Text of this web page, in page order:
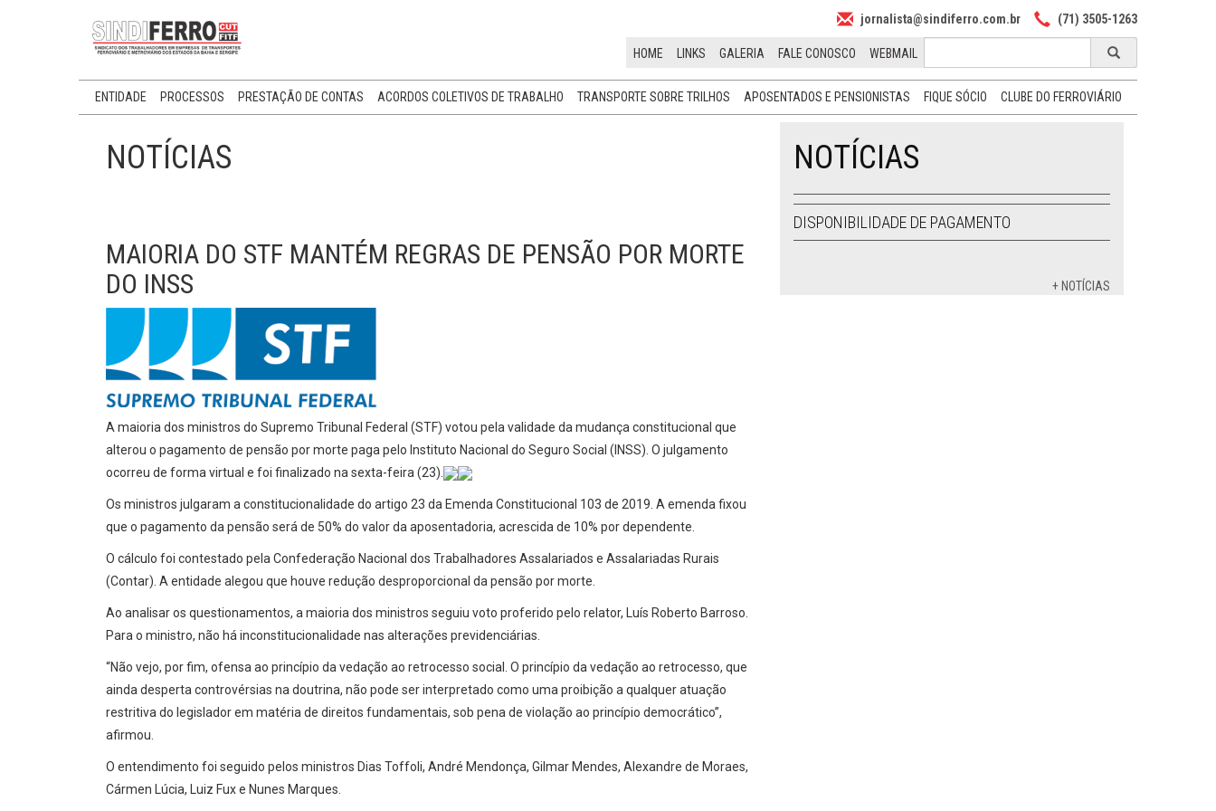
jornalista@sindiferro.com.br (71) 3505-1263
HOME LINKS GALERIA FALE CONOSCO WEBMAIL
ENTIDADE PROCESSOS PRESTAÇÃO DE CONTAS ACORDOS COLETIVOS DE TRABALHO TRANSPORTE SOBRE TRILHOS APOSENTADOS E PENSIONISTAS FIQUE SÓCIO CLUBE DO FERROVIÁRIO
NOTÍCIAS
MAIORIA DO STF MANTÉM REGRAS DE PENSÃO POR MORTE
DO INSS
A maioria dos ministros do Supremo Tribunal Federal (STF) votou pela validade da mudança constitucional que
alterou o pagamento de pensão por morte paga pelo Instituto Nacional do Seguro Social (INSS). O julgamento
ocorreu de forma virtual e foi finalizado na sexta-feira (23).
Os ministros julgaram a constitucionalidade do artigo 23 da Emenda Constitucional 103 de 2019. A emenda fixou
que o pagamento da pensão será de 50% do valor da aposentadoria, acrescida de 10% por dependente.
O cálculo foi contestado pela Confederação Nacional dos Trabalhadores Assalariados e Assalariadas Rurais
(Contar). A entidade alegou que houve redução desproporcional da pensão por morte.
Ao analisar os questionamentos, a maioria dos ministros seguiu voto proferido pelo relator, Luís Roberto Barroso.
Para o ministro, não há inconstitucionalidade nas alterações previdenciárias.
“Não vejo, por fim, ofensa ao princípio da vedação ao retrocesso social. O princípio da vedação ao retrocesso, que
ainda desperta controvérsias na doutrina, não pode ser interpretado como uma proibição a qualquer atuação
restritiva do legislador em matéria de direitos fundamentais, sob pena de violação ao princípio democrático”,
afirmou.
O entendimento foi seguido pelos ministros Dias Toffoli, André Mendonça, Gilmar Mendes, Alexandre de Moraes,
Cármen Lúcia, Luiz Fux e Nunes Marques.
NOTÍCIAS
DISPONIBILIDADE DE PAGAMENTO
+ NOTÍCIAS